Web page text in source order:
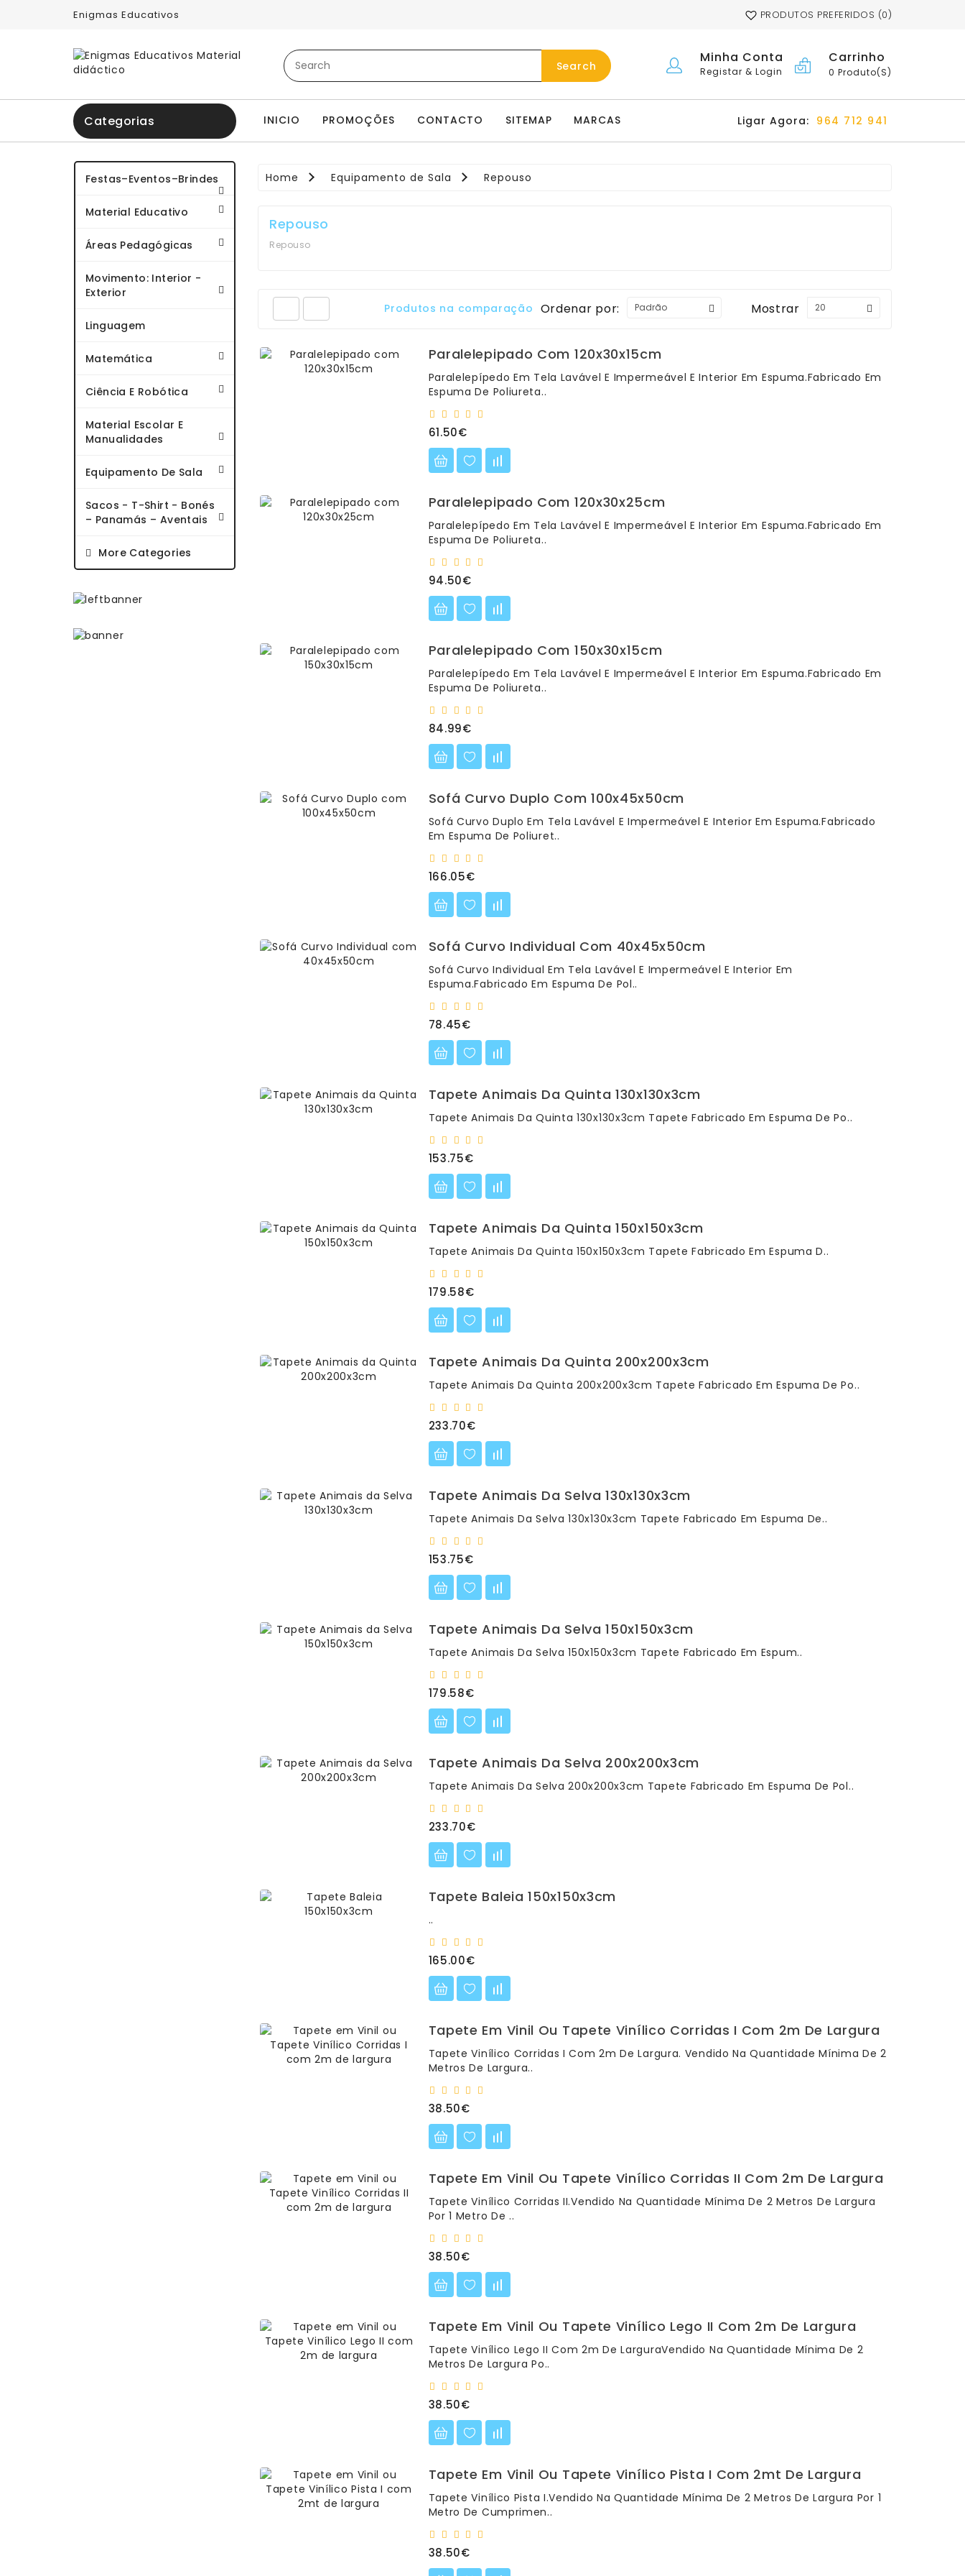
Enigmas Educativos PRODUTOS PREFERIDOS (0)
Search
Minha Conta
Registar & Login
Carrinho
0 Produto(s)
INICIO PROMOÇÕES CONTACTO SITEMAP MARCAS Ligar Agora: 964 712 941
Categorias
Festas–Eventos–Brindes
Material Educativo
Áreas Pedagógicas
Movimento: Interior -
Exterior
Linguagem
Matemática
Ciência E Robótica
Material Escolar E
Manualidades
Equipamento De Sala
Sacos - T-Shirt - Bonés
– Panamás – Aventais
More Categories
Home Equipamento de Sala Repouso
Repouso
Repouso
Produtos na comparação (0)Ordenar por: Mostrar
Paralelepipado Com 120x30x15cm
Paralelepípedo Em Tela Lavável E Impermeável E Interior Em Espuma.Fabricado Em
Espuma De Poliureta..
61.50€
Paralelepipado Com 120x30x25cm
Paralelepípedo Em Tela Lavável E Impermeável E Interior Em Espuma.Fabricado Em
Espuma De Poliureta..
94.50€
Paralelepipado Com 150x30x15cm
Paralelepípedo Em Tela Lavável E Impermeável E Interior Em Espuma.Fabricado Em
Espuma De Poliureta..
84.99€
Sofá Curvo Duplo Com 100x45x50cm
Sofá Curvo Duplo Em Tela Lavável E Impermeável E Interior Em Espuma.Fabricado
Em Espuma De Poliuret..
166.05€
Sofá Curvo Individual Com 40x45x50cm
Sofá Curvo Individual Em Tela Lavável E Impermeável E Interior Em
Espuma.Fabricado Em Espuma De Pol..
78.45€
Tapete Animais Da Quinta 130x130x3cm
Tapete Animais Da Quinta 130x130x3cm Tapete Fabricado Em Espuma De Po..
153.75€
Tapete Animais Da Quinta 150x150x3cm
Tapete Animais Da Quinta 150x150x3cm Tapete Fabricado Em Espuma D..
179.58€
Tapete Animais Da Quinta 200x200x3cm
Tapete Animais Da Quinta 200x200x3cm Tapete Fabricado Em Espuma De Po..
233.70€
Tapete Animais Da Selva 130x130x3cm
Tapete Animais Da Selva 130x130x3cm Tapete Fabricado Em Espuma De..
153.75€
Tapete Animais Da Selva 150x150x3cm
Tapete Animais Da Selva 150x150x3cm Tapete Fabricado Em Espum..
179.58€
Tapete Animais Da Selva 200x200x3cm
Tapete Animais Da Selva 200x200x3cm Tapete Fabricado Em Espuma De Pol..
233.70€
Tapete Baleia 150x150x3cm
..
165.00€
Tapete Em Vinil Ou Tapete Vinílico Corridas I Com 2m De Largura
Tapete Vinílico Corridas I Com 2m De Largura. Vendido Na Quantidade Mínima De 2
Metros De Largura..
38.50€
Tapete Em Vinil Ou Tapete Vinílico Corridas II Com 2m De Largura
Tapete Vinílico Corridas II.Vendido Na Quantidade Mínima De 2 Metros De Largura
Por 1 Metro De ..
38.50€
Tapete Em Vinil Ou Tapete Vinílico Lego II Com 2m De Largura
Tapete Vinílico Lego II Com 2m De LarguraVendido Na Quantidade Mínima De 2
Metros De Largura Po..
38.50€
Tapete Em Vinil Ou Tapete Vinílico Pista I Com 2mt De Largura
Tapete Vinílico Pista I.Vendido Na Quantidade Mínima De 2 Metros De Largura Por 1
Metro De Cumprimen..
38.50€